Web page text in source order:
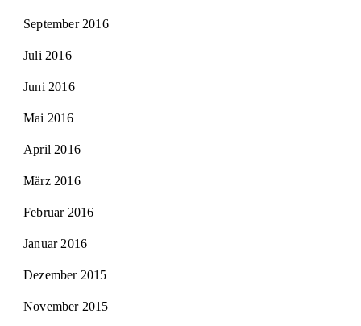
September 2016
Juli 2016
Juni 2016
Mai 2016
April 2016
März 2016
Februar 2016
Januar 2016
Dezember 2015
November 2015